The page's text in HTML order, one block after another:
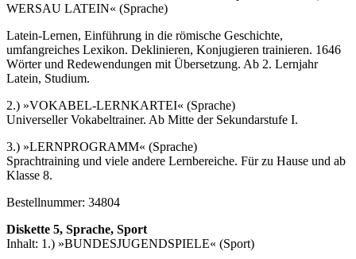
WERSAU LATEIN« (Sprache)
Latein-Lernen, Einführung in die römische Geschichte,
umfangreiches Lexikon. Deklinieren, Konjugieren trainieren. 1646
Wörter und Redewendungen mit Übersetzung. Ab 2. Lernjahr
Latein, Studium.
2.) »VOKABEL-LERNKARTEI« (Sprache)
Universeller Vokabeltrainer. Ab Mitte der Sekundarstufe I.
3.) »LERNPROGRAMM« (Sprache)
Sprachtraining und viele andere Lernbereiche. Für zu Hause und ab
Klasse 8.
Bestellnummer: 34804
Diskette 5, Sprache, Sport
Inhalt: 1.) »BUNDESJUGENDSPIELE« (Sport)